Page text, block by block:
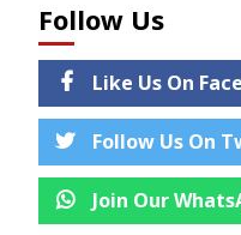
Follow Us
Like Us On
Follow Us On
Join Our